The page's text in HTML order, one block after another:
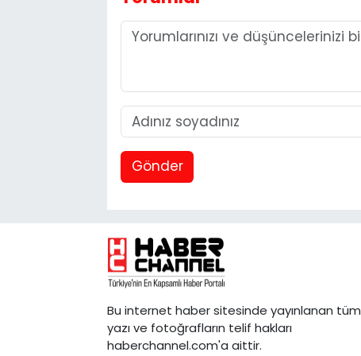
Gönder
Bu internet haber sitesinde yayınlanan tüm
yazı ve fotoğrafların telif hakları
haberchannel.com'a aittir.